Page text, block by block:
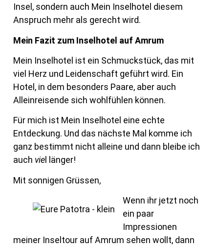
Insel, sondern auch Mein Inselhotel diesem
Anspruch mehr als gerecht wird.
Mein Fazit zum Inselhotel auf Amrum
Mein Inselhotel ist ein Schmuckstück, das mit
viel Herz und Leidenschaft geführt wird. Ein
Hotel, in dem besonders Paare, aber auch
Alleinreisende sich wohlfühlen können.
Für mich ist Mein Inselhotel eine echte
Entdeckung. Und das nächste Mal komme ich
ganz bestimmt nicht alleine und dann bleibe ich
auch viel länger!
Mit sonnigen Grüssen,
Wenn ihr jetzt noch
ein paar
Impressionen
meiner Inseltour auf Amrum sehen wollt, dann